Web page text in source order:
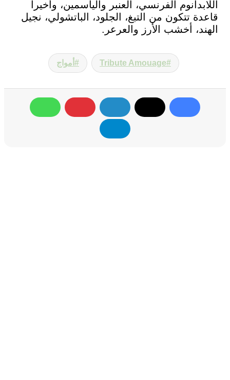
اللابدانوم الفرنسي، العنبر والياسمين، وأخيرا
قاعدة تتكون من التبغ، الجلود، الباتشولي، نجيل
الهند، أخشب الأرز والعرعر.
Tribute Amouage أمواج